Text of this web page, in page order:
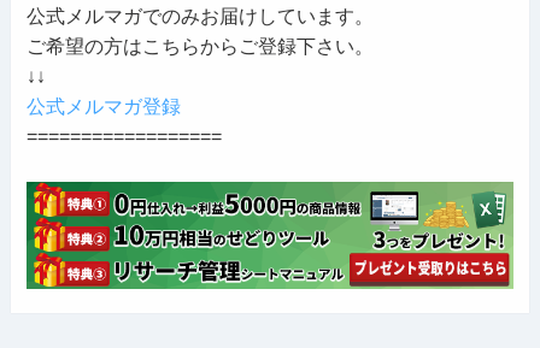
公式メルマガでのみお届けしています。
ご希望の方はこちらからご登録下さい。
↓↓
公式メルマガ登録
==================